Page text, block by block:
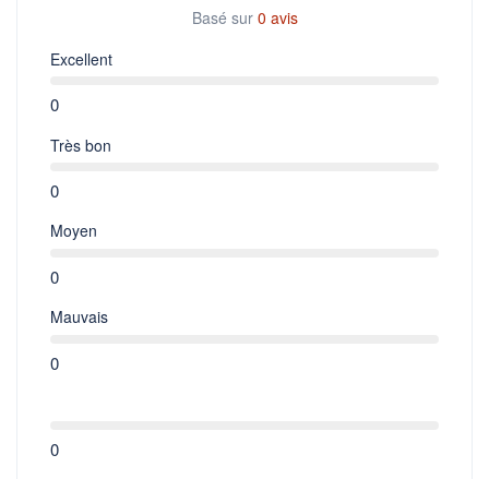
Basé sur 0 avis
Excellent
0
Très bon
0
Moyen
0
Mauvais
0
0